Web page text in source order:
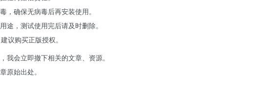
，确保无病毒后再安装使用。
途，测试使用完后请及时删除。
议购买正版授权。
我会立即撤下相关的文章、资源。
原始出处。